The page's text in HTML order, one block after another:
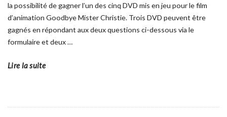
la possibilité de gagner l’un des cinq DVD mis en jeu pour le film
d’animation Goodbye Mister Christie. Trois DVD peuvent être
gagnés en répondant aux deux questions ci-dessous via le
formulaire et deux…
Lire la suite